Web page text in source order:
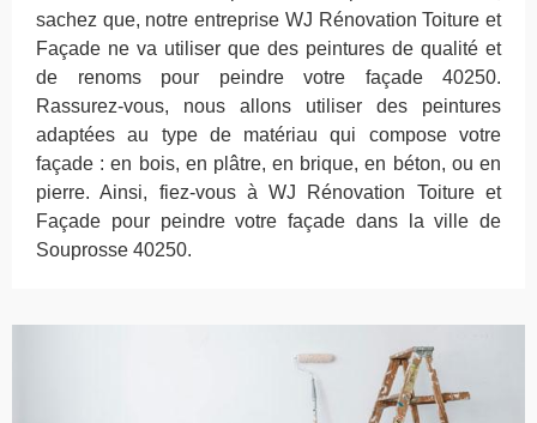
sachez que, notre entreprise WJ Rénovation Toiture et
Façade ne va utiliser que des peintures de qualité et
de renoms pour peindre votre façade 40250.
Rassurez-vous, nous allons utiliser des peintures
adaptées au type de matériau qui compose votre
façade : en bois, en plâtre, en brique, en béton, ou en
pierre. Ainsi, fiez-vous à WJ Rénovation Toiture et
Façade pour peindre votre façade dans la ville de
Souprosse 40250.